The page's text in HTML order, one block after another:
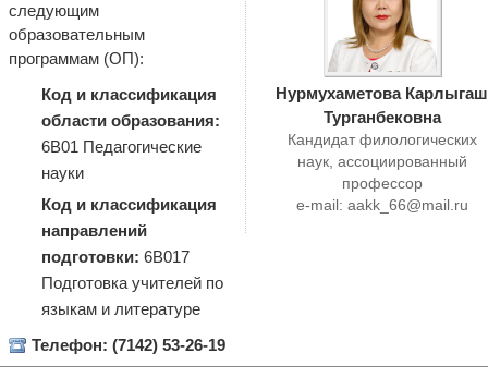
Нурмухаметова Карлыгаш
Турганбековна
Кандидат филологических
наук, ассоциированный
профессор
e-mail: aakk_66@mail.ru
следующим
образовательным
программам (ОП):
Код и классификация
области образования:
6B01 Педагогические
науки
Код и классификация
направлений
подготовки: 6В017
Подготовка учителей по
языкам и литературе
Телефон: (7142) 53-26-19